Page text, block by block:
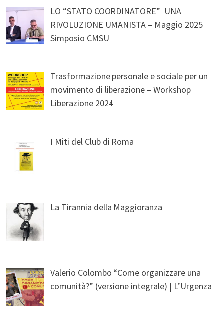
LO “STATO COORDINATORE” UNA
RIVOLUZIONE UMANISTA – Maggio 2025
Simposio CMSU
Trasformazione personale e sociale per un
movimento di liberazione – Workshop
Liberazione 2024
I Miti del Club di Roma
La Tirannia della Maggioranza
Valerio Colombo “Come organizzare una
comunità?” (versione integrale) | L’Urgenza